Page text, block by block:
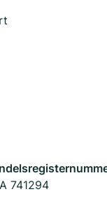
741294